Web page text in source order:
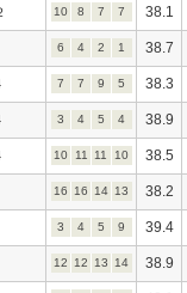
10 8 7 7 38.1
6 4 2 1 38.7
7 7 9 5 38.3
3 4 5 4 38.9
10 11 11 10 38.5
16 16 14 13 38.2
3 4 5 9 39.4
12 12 13 14 38.9